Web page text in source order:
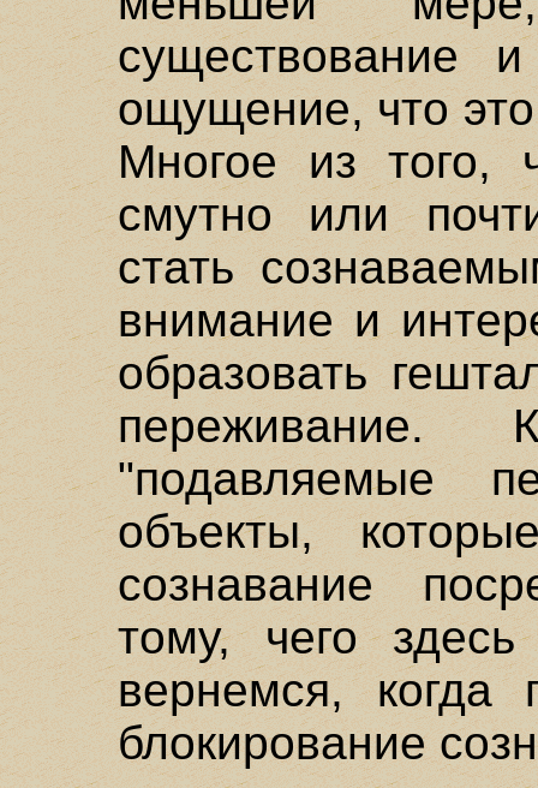
существование
ощущение, что это
Многое из того,
смутно или
стать
внимание и
образовать
переживание.
"подавляемые
объекты,
сознавание
тому, чего
вернемся, когда
блокирование